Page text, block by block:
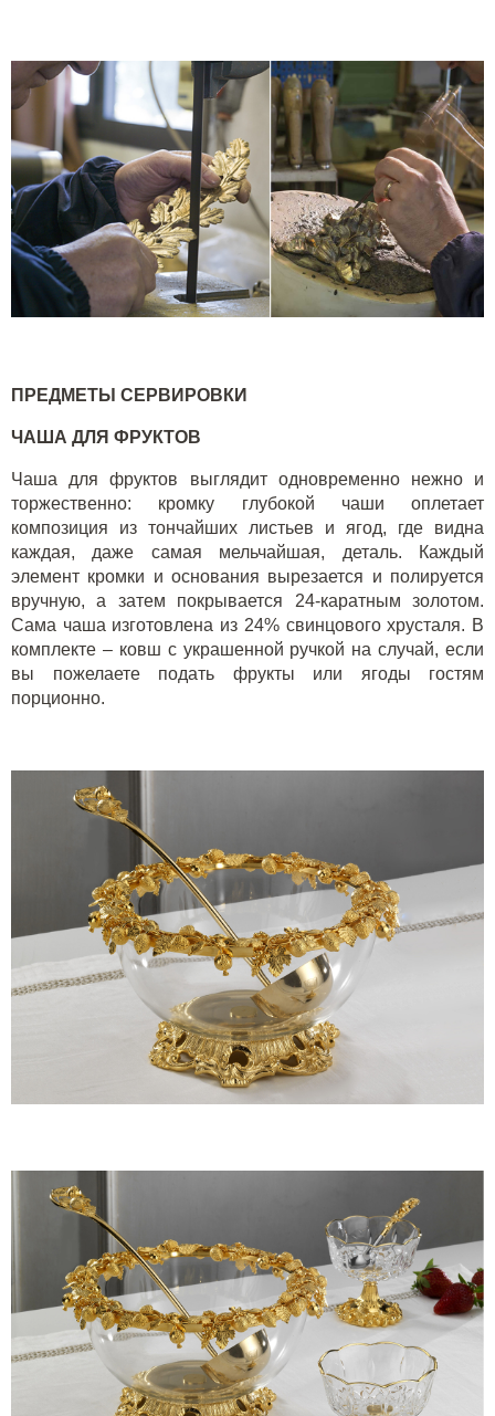
ПРЕДМЕТЫ СЕРВИРОВКИ
ЧАША ДЛЯ ФРУКТОВ
Чаша для фруктов выглядит одновременно нежно и
торжественно: кромку глубокой чаши оплетает
композиция из тончайших листьев и ягод, где видна
каждая, даже самая мельчайшая, деталь. Каждый
элемент кромки и основания вырезается и полируется
вручную, а затем покрывается 24-каратным золотом.
Сама чаша изготовлена из 24% свинцового хрусталя. В
комплекте – ковш с украшенной ручкой на случай, если
вы пожелаете подать фрукты или ягоды гостям
порционно.